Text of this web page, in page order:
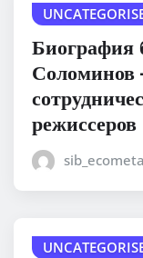
Биография
Соломинов
режиссеров